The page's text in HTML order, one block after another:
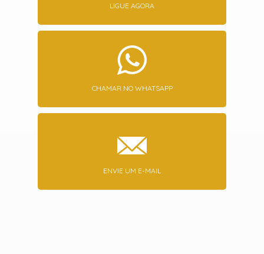
LIGUE AGORA
CHAMAR NO WHATSAPP
ENVIE UM E-MAIL